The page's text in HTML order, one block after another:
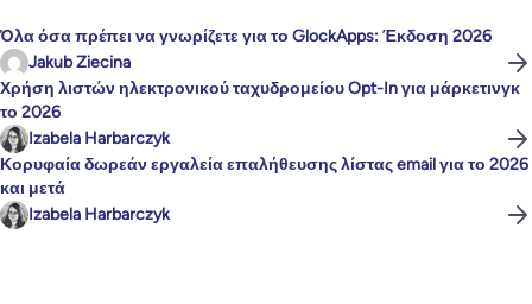
Όλα όσα πρέπει να γνωρίζετε για το GlockApps: Έκδοση 2026
Jakub Ziecina
Χρήση λιστών ηλεκτρονικού ταχυδρομείου Opt-In για μάρκετινγκ
το 2026
Izabela Harbarczyk
Κορυφαία δωρεάν εργαλεία επαλήθευσης λίστας email για το 2026
και μετά
Izabela Harbarczyk